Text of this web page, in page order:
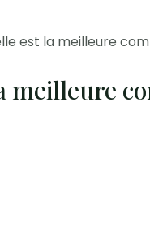
est la meilleure
meilleure